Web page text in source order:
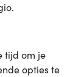
tijd om je
opties te